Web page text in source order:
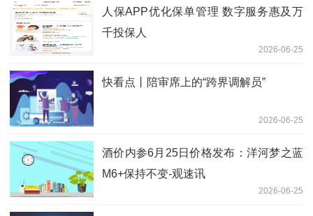
人保APP优化保单管理 数字服务惠及万
千投保人
2026-06-25
快看点丨陪审席上的“跨界调解员”
2026-06-25
酒价内参6月25日价格发布：洋河梦之蓝
M6+保持不变-观速讯
2026-06-25